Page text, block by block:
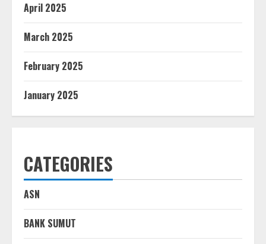
April 2025
March 2025
February 2025
January 2025
CATEGORIES
ASN
BANK SUMUT